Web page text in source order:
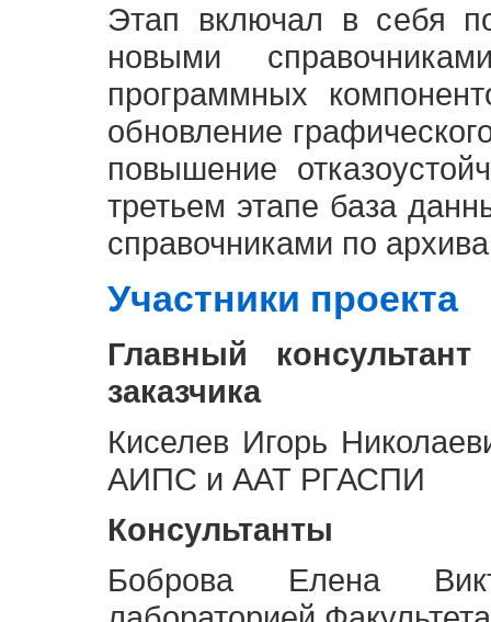
Этап включал в себя
новыми
программных
обновление
повышение
третьем этапе база
справочниками по
Участники проекта
Главный
заказчика
Киселев Игорь
АИПС и ААТ РГАСПИ
Консультанты
Боброва Елена